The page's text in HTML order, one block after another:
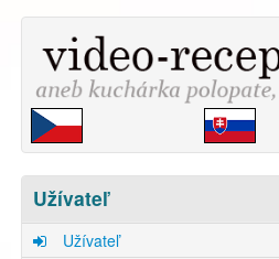
Užívateľ
Užívateľ